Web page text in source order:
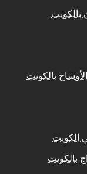
بالكويت
الكويت
بالكويت